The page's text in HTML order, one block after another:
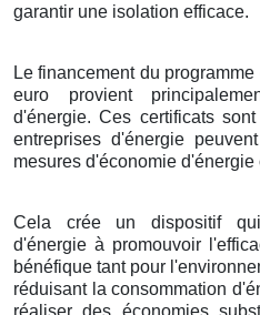
garantir une isolation efficace.
Le financement du
euro provient
d'énergie. Ces certificats
entreprises d'énergie
mesures d'économie
Cela crée un dispositif
d'énergie à promouvoir
bénéfique tant pour
réduisant la consommation
réaliser des économies